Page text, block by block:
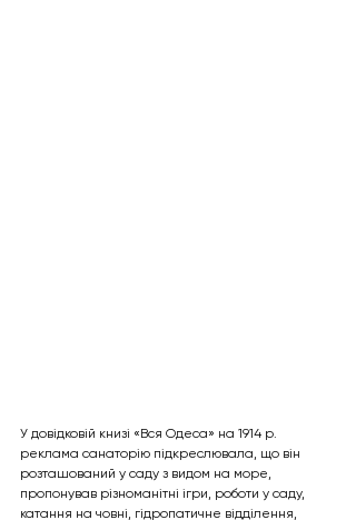
У довідковій книзі «Вся Одеса» на 1914 р.
реклама санаторію підкреслювала, що він
розташований у саду з видом на море,
пропонував різноманітні ігри, роботи у саду,
катання на човні, гідропатичне відділення,